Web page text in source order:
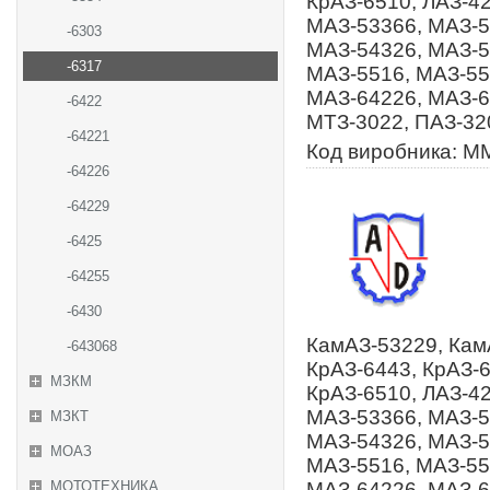
-6303
-6317
-6422
-64221
-64226
-64229
-6425
-64255
-6430
-643068
МЗКМ
МЗКТ
МОАЗ
МОТОТЕХНИКА
МАЗ-53366, МАЗ-
МАЗ-54326, МАЗ-
МАЗ-5516, МАЗ-
МАЗ-64226, МАЗ-
МТЗ-3022, ПАЗ-
Код виробника:
КамАЗ-53229,
КрАЗ-6443, КрАЗ-
КрАЗ-6510, ЛАЗ-
МАЗ-53366, МАЗ-
МАЗ-54326, МАЗ-
МАЗ-5516, МАЗ-